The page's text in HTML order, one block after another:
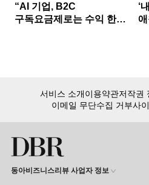
“AI 기업, B2C
구독요금제로는 수익 한계
‘
서비스 소개이용약관저작권
이메일 무단수집 거부사
동아비즈니스리뷰 사업자 정보